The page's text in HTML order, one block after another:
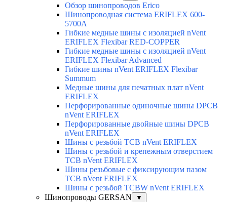
Обзор шинопроводов Erico
Шинопроводная система ERIFLEX 600-
5700A
Гибкие медные шины с изоляцией nVent
ERIFLEX Flexibar RED-COPPER
Гибкие медные шины с изоляцией nVent
ERIFLEX Flexibar Advanced
Гибкие шины nVent ERIFLEX Flexibar
Summum
Медные шины для печатных плат nVent
ERIFLEX
Перфорированные одиночные шины DPCB
nVent ERIFLEX
Перфорированные двойные шины DPCB
nVent ERIFLEX
Шины с резьбой TCB nVent ERIFLEX
Шины с резьбой и крепежным отверстием
TCB nVent ERIFLEX
Шины резьбовые с фиксирующим пазом
TCB nVent ERIFLEX
Шины с резьбой TCBW nVent ERIFLEX
Шинопроводы GERSAN
▼